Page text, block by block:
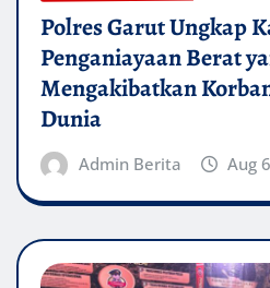
Polres Garut Ungkap
Penganiayaan Berat
Mengakibatkan
Dunia
Admin Berita Aug